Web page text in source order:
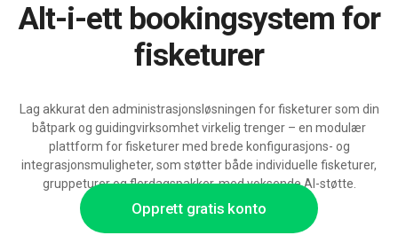
Opprett gratis konto
Alt-i-ett bookingsystem for
fisketurer
Lag akkurat den administrasjonsløsningen for fisketurer som din
båtpark og guidingvirksomhet virkelig trenger – en modulær
plattform for fisketurer med brede konfigurasjons- og
integrasjonsmuligheter, som støtter både individuelle fisketurer,
gruppeturer og flerdagspakker, med voksende AI-støtte.